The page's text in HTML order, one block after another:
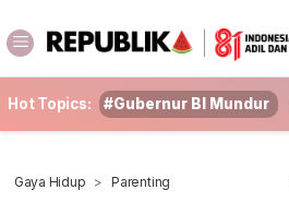
Hot Topics: #Gubernur BI Mundur
Gaya Hidup Parenting